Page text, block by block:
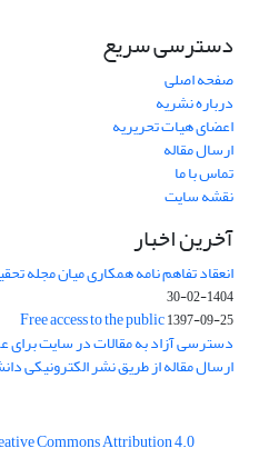
دسترسی سریع
صفحه اصلی
درباره نشریه
اعضای هیات تحریریه
ارسال مقاله
تماس با ما
نقشه سایت
آخرین اخبار
انعقاد تفاهم نامه همکاری میان مجله
1404-02-30
Free access to the public1397-09-25
دسترسی آزاد به مقالات در سایت برای
ارسال مقاله از طریق نشر الکترونیکی
Commons Attribution 4.0